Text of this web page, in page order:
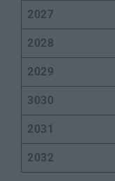
2027
2028
2029
3030
2031
2032